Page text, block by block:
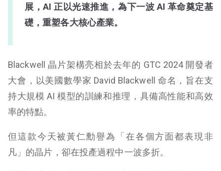
展，AI 正以光速推進，為下一波 AI 革命奠定基
礎，重塑各大核心產業。
Blackwell 晶片架構亮相於去年的 GTC 2024 開發者
大會，以美國數學家 David Blackwell 命名，旨在支
持大規模 AI 模型的訓練和推理，具備高性能和高效
率的特點。
但這款今天被黃仁勳譽為「在各個方面都表現非
凡」的晶片，卻在投產過程中一波多折。